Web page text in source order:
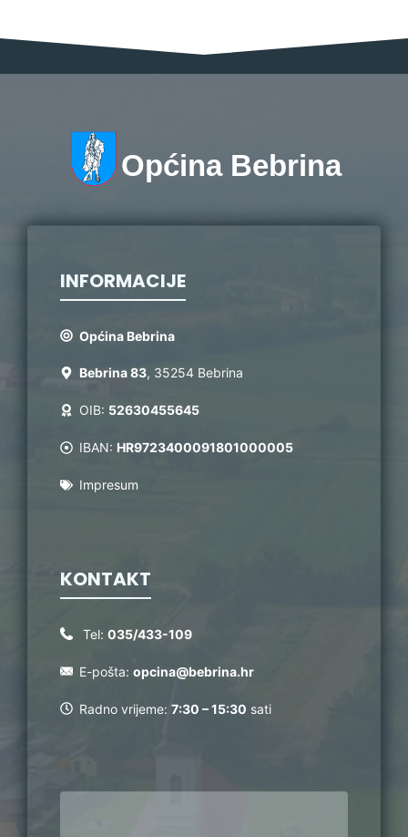
Općina Bebrina
INFORMACIJE
Općina Bebrina
Bebrina 83, 35254 Bebrina
OIB: 52630455645
IBAN: HR9723400091801000005
Impresum
KONTAKT
Tel: 035/433-109
E-pošta: opcina@bebrina.hr
Radno vrijeme: 7:30 – 15:30 sati